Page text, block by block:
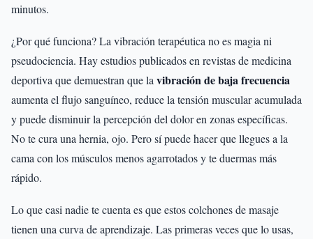
minutos.
¿Por qué funciona? La vibración terapéutica no es magia ni
pseudociencia. Hay estudios publicados en revistas de medicina
deportiva que demuestran que la vibración de baja frecuencia
aumenta el flujo sanguíneo, reduce la tensión muscular acumulada
y puede disminuir la percepción del dolor en zonas específicas.
No te cura una hernia, ojo. Pero sí puede hacer que llegues a la
cama con los músculos menos agarrotados y te duermas más
rápido.
Lo que casi nadie te cuenta es que estos colchones de masaje
tienen una curva de aprendizaje. Las primeras veces que lo usas,